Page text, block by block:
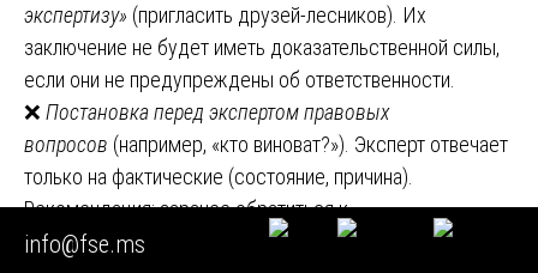
экспертизу» (пригласить друзей-лесников). Их
заключение не будет иметь доказательственной силы,
если они не предупреждены об ответственности.
❌ Постановка перед экспертом правовых
вопросов (например, «кто виноват?»). Эксперт отвечает
только на фактические (состояние, причина).
Рекомендация: заранее обратиться к
профессиональному эксперту для консультации по
info@fse.ms